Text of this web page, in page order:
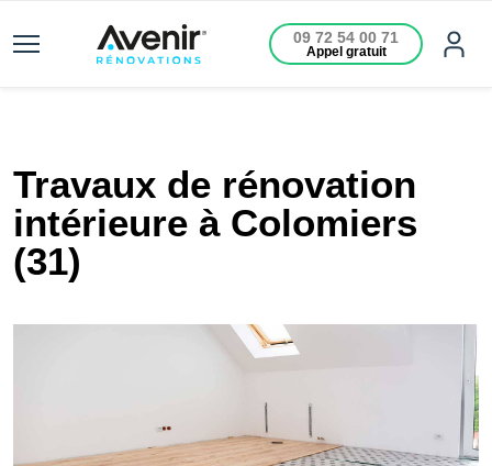
09 72 54 00 71
Appel gratuit
Travaux de rénovation
intérieure à Colomiers
(31)